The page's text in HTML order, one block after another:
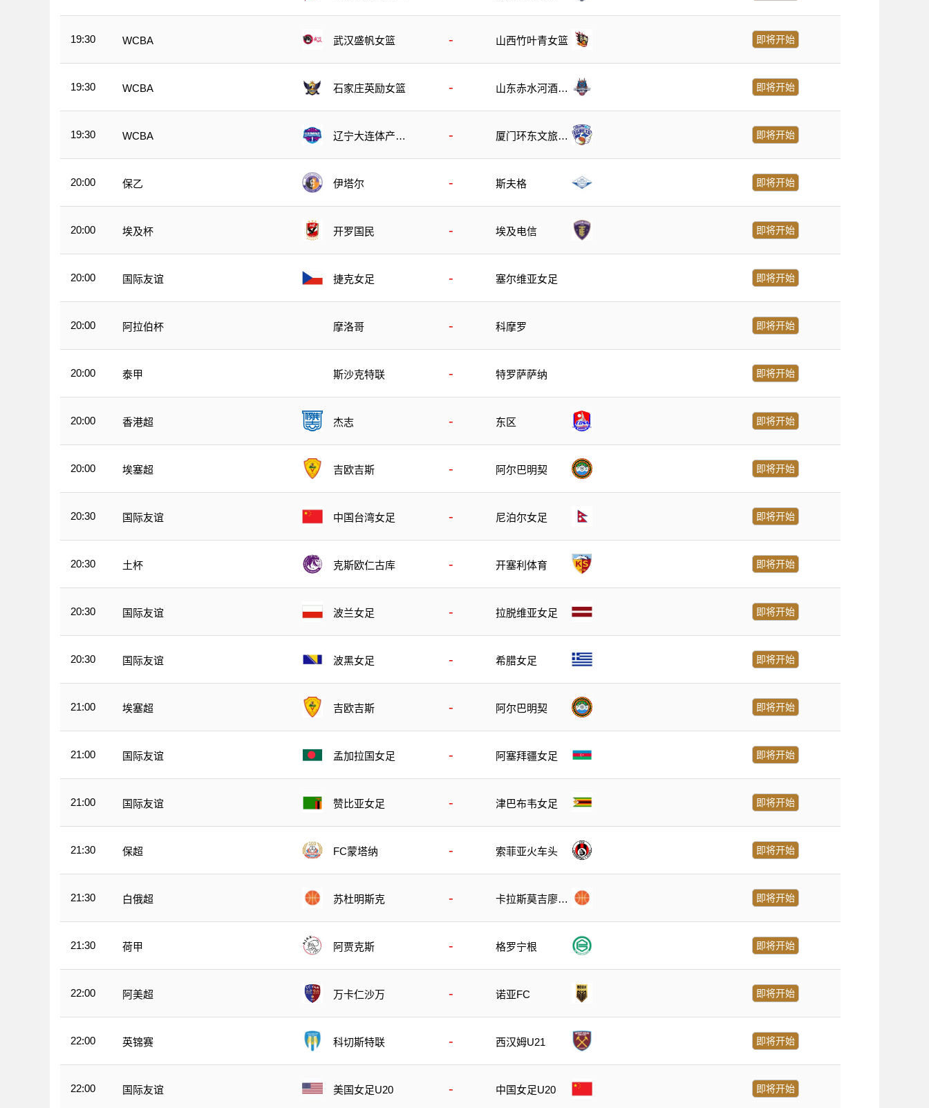
19:30 WCBA 武汉盛帆女篮 - 山西竹叶青女篮 即将开始
19:30 WCBA 石家庄英励女篮 -
山东赤水河酒女
即将开始
19:30 WCBA
辽宁大连体产女
-
厦门环东文旅女
即将开始
20:00 保乙 伊塔尔 - 斯夫格 即将开始
20:00 埃及杯 开罗国民 - 埃及电信 即将开始
20:00 国际友谊 捷克女足 - 塞尔维亚女足 即将开始
20:00 阿拉伯杯 摩洛哥 - 科摩罗 即将开始
20:00 泰甲 斯沙克特联 - 特罗萨萨纳 即将开始
20:00 香港超 杰志 - 东区 即将开始
20:00 埃塞超 吉欧吉斯 - 阿尔巴明契 即将开始
20:30 国际友谊 中国台湾女足 - 尼泊尔女足 即将开始
20:30 土杯 克斯欧仁古库 - 开塞利体育 即将开始
20:30 国际友谊 波兰女足 - 拉脱维亚女足 即将开始
20:30 国际友谊 波黑女足 - 希腊女足 即将开始
21:00 埃塞超 吉欧吉斯 - 阿尔巴明契 即将开始
21:00 国际友谊 孟加拉国女足 - 阿塞拜疆女足 即将开始
21:00 国际友谊 赞比亚女足 - 津巴布韦女足 即将开始
21:30 保超 FC蒙塔纳 - 索菲亚火车头 即将开始
21:30 白俄超 苏杜明斯克 -
卡拉斯莫吉廖夫
即将开始
21:30 荷甲 阿贾克斯 - 格罗宁根 即将开始
22:00 阿美超 万卡仁沙万 - 诺亚FC 即将开始
22:00 英锦赛 科切斯特联 - 西汉姆U21 即将开始
22:00 国际友谊 美国女足U20 - 中国女足U20 即将开始